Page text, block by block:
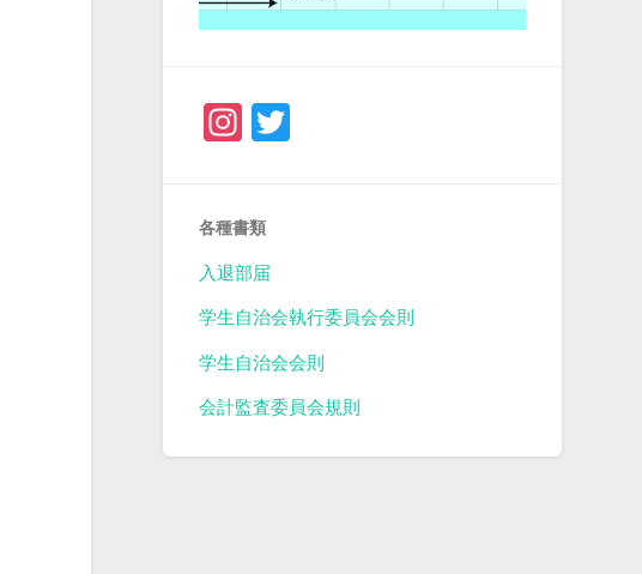
Instagram
各種書類
入退部届
学生自治会執行委員会会則
学生自治会会則
会計監査委員会規則